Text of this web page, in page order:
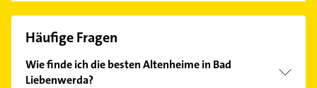
Häufige Fragen
Wie finde ich die besten Altenheime in Bad
Liebenwerda?